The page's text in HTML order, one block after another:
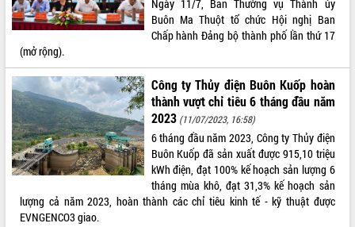
LIÊN KẾT WEB
THỐNG KÊ TRUY CẬP
Hôm nay: 16381
Tất cả: 65992523
Ngày 11/7, Ban Thường vụ Thành ủy
Buôn Ma Thuột tổ chức Hội nghị Ban
Chấp hành Đảng bộ thành phố lần thứ 17
(mở rộng).
Công ty Thủy điện Buôn Kuốp hoàn
thành vượt chỉ tiêu 6 tháng đầu năm
2023 (11/07/2023, 16:58)
6 tháng đầu năm 2023, Công ty Thủy điện
Buôn Kuốp đã sản xuất được 915,10 triệu
kWh điện, đạt 100% kế hoạch sản lượng 6
tháng mùa khô, đạt 31,3% kế hoạch sản
lượng cả năm 2023, hoàn thành các chỉ tiêu kinh tế - kỹ thuật được
EVNGENCO3 giao.